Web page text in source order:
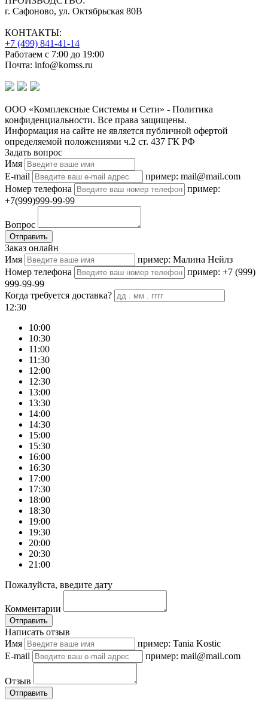
г. Сафоново, ул. Октябрьская 80В
КОНТАКТЫ:
+7 (499) 841-41-14
Работаем с 7:00 до 19:00
Почта: info@komss.ru
ООО «Комплексные Системы и Сети» - Политика
конфиденциальности. Все права защищены.
Информация на сайте не является публичной офертой
определяемой положениями ч.2 ст. 437 ГК РФ
Задать вопрос
Имя
E-mail
пример: mail@mail.com
Номер телефона
пример:
+7(999)999-99-99
Вопрос
Отправить
Заказ онлайн
Имя
пример: Малина Нейлз
Номер телефона
пример: +7 (999)
999-99-99
Когда требуется доставка?
12:30
10:00
10:30
11:00
11:30
12:00
12:30
13:00
13:30
14:00
14:30
15:00
15:30
16:00
16:30
17:00
17:30
18:00
18:30
19:00
19:30
20:00
20:30
21:00
Пожалуйста, введите дату
Комментарии
Отправить
Написать отзыв
Имя
пример: Tania Kostic
E-mail
пример: mail@mail.com
Отзыв
Отправить